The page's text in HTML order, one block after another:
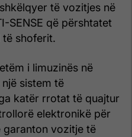
të vozitjes në
SENSE që përshtatet
të shoferit.
i limuzinës në
sistem të
katër rrotat të quajtur
elektronikë për
garanton vozitje të